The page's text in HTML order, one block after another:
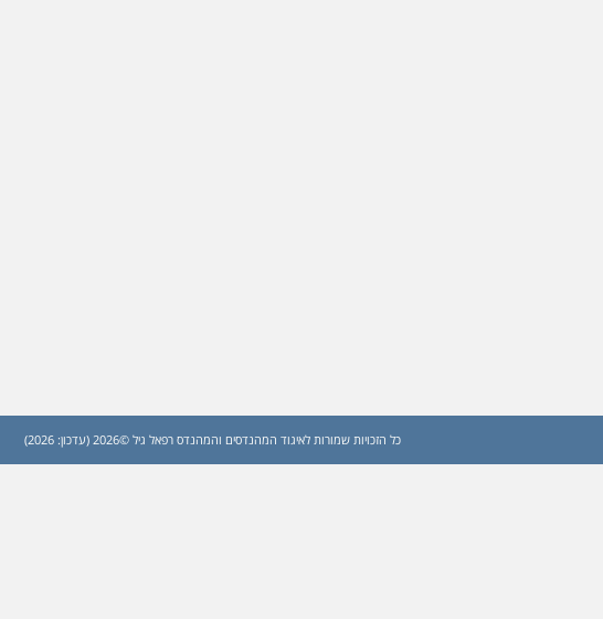
כל הזכויות שמורות לאיגוד המהנדסים והמהנדס רפאל גיל ©2026 (עדכון: 2026)